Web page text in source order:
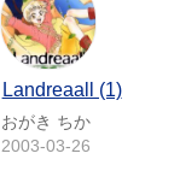
Landreaall (1)
おがき ちか
2003-03-26